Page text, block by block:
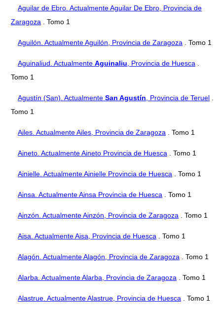
Aguilar de Ebro. Actualmente Aguilar De Ebro, Provincia de
Zaragoza . Tomo 1
Aguilón. Actualmente Aguilón, Provincia de Zaragoza . Tomo 1
Aguinaliud. Actualmente Aguinaliu , Provincia de Huesca
Tomo 1
Agustín (San). Actualmente San Agustín , Provincia de Teruel
Tomo 1
Ailes. Actualmente Ailes, Provincia de Zaragoza . Tomo 1
Aineto. Actualmente Aineto Provincia de Huesca . Tomo 1
Ainielle. Actualmente Ainielle Provincia de Huesca . Tomo 1
Ainsa. Actualmente Ainsa Provincia de Huesca . Tomo 1
Ainzón. Actualmente Ainzón, Provincia de Zaragoza . Tomo 1
Aisa. Actualmente Aisa, Provincia de Huesca . Tomo 1
Alagón. Actualmente Alagón, Provincia de Zaragoza . Tomo 1
Alarba. Actualmente Alarba, Provincia de Zaragoza . Tomo 1
Alastrue. Actualmente Alastrue, Provincia de Huesca . Tomo 1